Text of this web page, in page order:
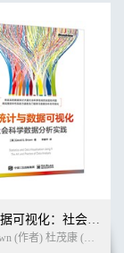
R统计与数据可视化：社会科学数据分析实践（全彩）
David S. Brown (作者) 杜茂康 (译者)